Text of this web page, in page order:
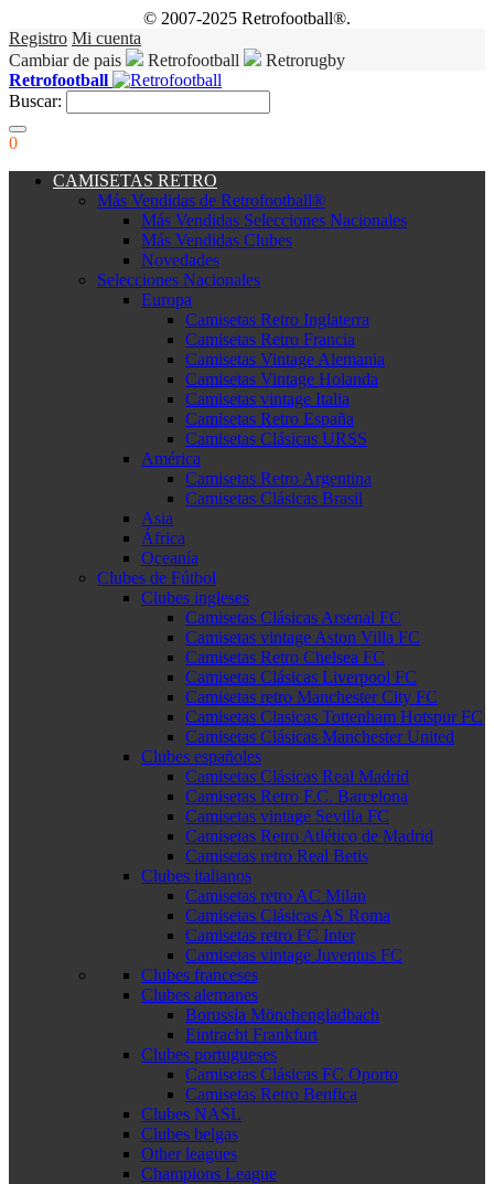
© 2007-2025 Retrofootball®.
Registro Mi cuenta
Cambiar de pais
Retrofootball
Retrorugby
Retrofootball
Buscar:
0
CAMISETAS RETRO
Más Vendidas de Retrofootball®
Más Vendidas Selecciones Nacionales
Más Vendidas Clubes
Novedades
Selecciones Nacionales
Europa
Camisetas Retro Inglaterra
Camisetas Retro Francia
Camisetas Vintage Alemania
Camisetas Vintage Holanda
Camisetas vintage Italia
Camisetas Retro España
Camisetas Clásicas URSS
América
Camisetas Retro Argentina
Camisetas Clásicas Brasil
Asia
África
Oceanía
Clubes de Fútbol
Clubes ingleses
Camisetas Clásicas Arsenal FC
Camisetas vintage Aston Villa FC
Camisetas Retro Chelsea FC
Camisetas Clásicas Liverpool FC
Camisetas retro Manchester City FC
Camisetas Clasicas Tottenham Hotspur FC
Camisetas Clásicas Manchester United
Clubes españoles
Camisetas Clásicas Real Madrid
Camisetas Retro F.C. Barcelona
Camisetas vintage Sevilla FC
Camisetas Retro Atlético de Madrid
Camisetas retro Real Betis
Clubes italianos
Camisetas retro AC Milan
Camisetas Clásicas AS Roma
Camisetas retro FC Inter
Camisetas vintage Juventus FC
Clubes franceses
Clubes alemanes
Borussia Mönchengladbach
Eintracht Frankfurt
Clubes portugueses
Camisetas Clásicas FC Oporto
Camisetas Retro Benfica
Clubes NASL
Clubes belgas
Other leagues
Champions League